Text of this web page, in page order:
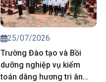
25/07/2026
Trường Đào tạo và Bồi
dưỡng nghiệp vụ kiểm
toán dâng hương tri ân